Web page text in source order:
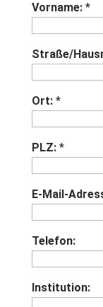
Vorname:*
Straße/
Ort:*
PLZ:*
E-Mail-
Telefon:
Institution: